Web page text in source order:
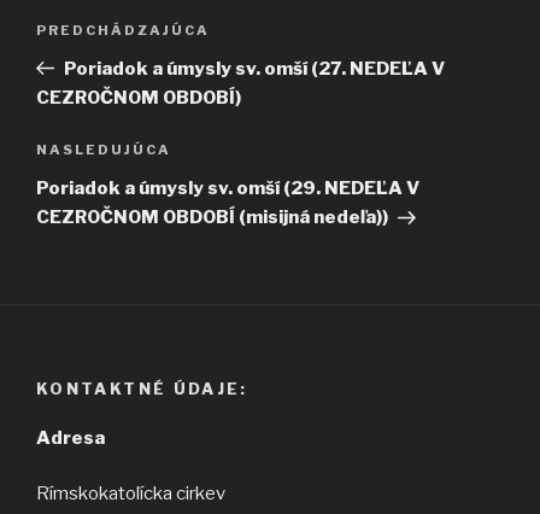
Navigácia
článku
Predchádzajúci
článok
PREDCHÁDZAJÚCA
Poriadok a úmysly sv. omší (27. NEDEĽA V
CEZROČNOM OBDOBÍ)
Ďalší
článok
NASLEDUJÚCA
Poriadok a úmysly sv. omší (29. NEDEĽA V
CEZROČNOM OBDOBÍ (misijná nedeľa))
KONTAKTNÉ ÚDAJE:
Adresa
Rímskokatolícka cirkev